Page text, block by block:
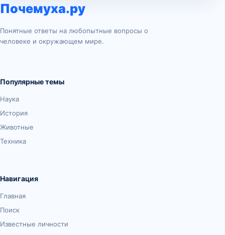
Почемуха.ру
Понятные ответы на любопытные вопросы о
человеке и окружающем мире.
Популярные темы
Наука
История
Животные
Техника
Навигация
Главная
Поиск
Известные личности